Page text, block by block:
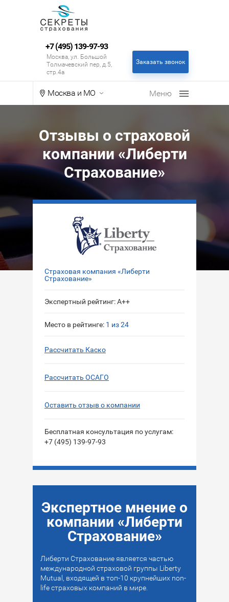
Москва и МО
+7 (495) 139-97-93
Москва, ул. Большой
Толмачевский пер, д.5,
стр.4а
Заказать звонок
Отзывы о страховой
компании «Либерти
Страхование»
Страховая компания «Либерти
Страхование»
Экспертный рейтинг: A++
Место в рейтинге: 1 из 24
Рассчитать Каско
Рассчитать ОСАГО
Оставить отзыв о компании
Бесплатная консультация по услугам:
+7 (495) 139-97-93
Экспертное мнение о
компании «Либерти
Страхование»
Либерти Страхование является частью
международной страховой группы Liberty
Mutual, входящей в топ-10 крупнейших non-
life страховых компаний в мире.